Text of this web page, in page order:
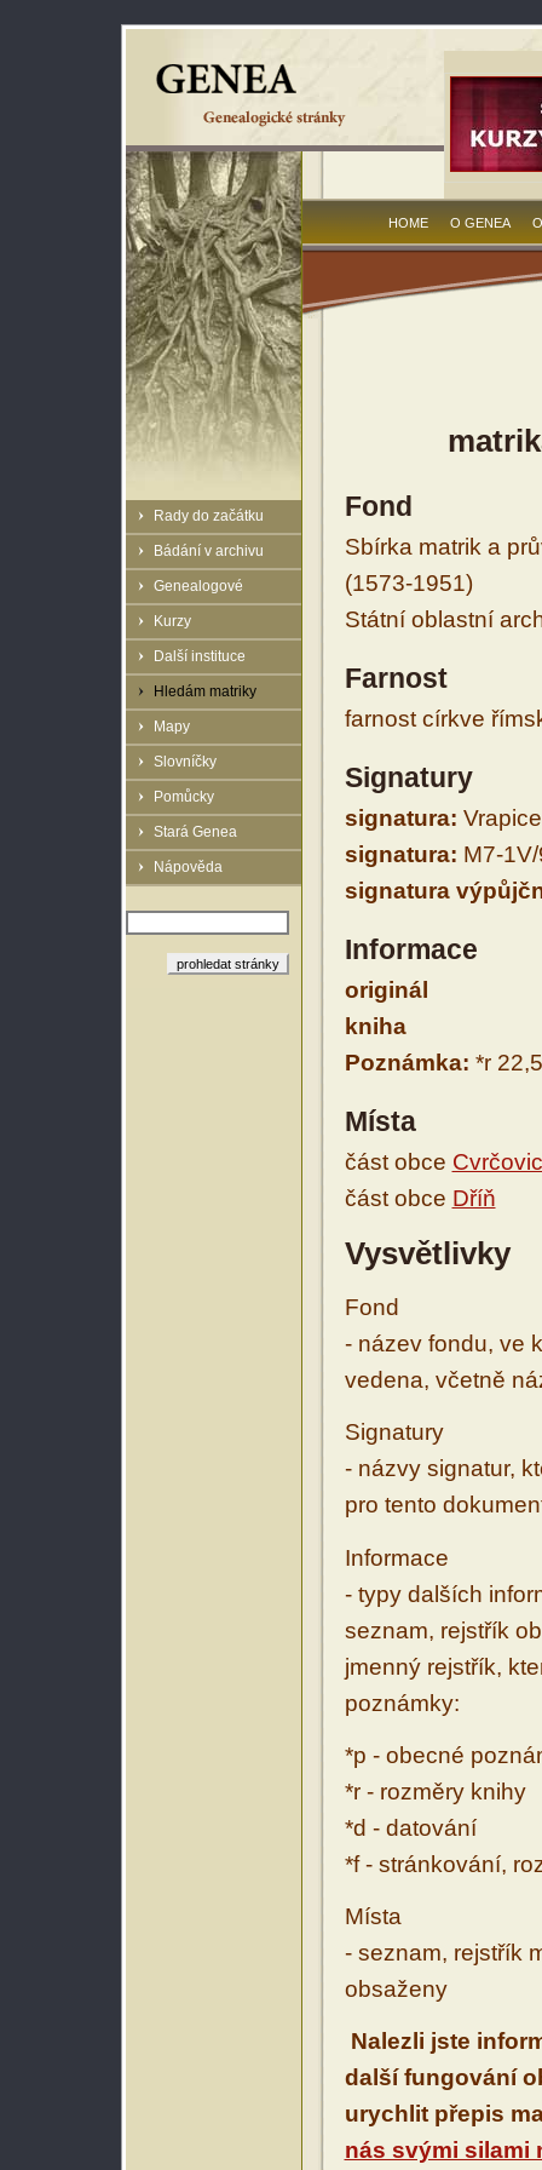
Rady do začátku
Bádání v archivu
Genealogové
Kurzy
Další instituce
Hledám matriky
Mapy
Slovníčky
Pomůcky
Stará Genea
Nápověda
HOME O GENEA
Fond
Sbírka matrik a
(1573-1951)
Státní oblastní
Farnost
farnost církve
Signatury
signatura:
signatura: M7-
signatura
Informace
originál
kniha
Poznámka: *r
Místa
část obce
část obce Dříň
Vysvětlivky
Fond
- název fondu, ve
vedena, včetně
Signatury
- názvy signatur,
pro tento
Informace
- typy dalších
seznam, rejstřík
jmenný rejstřík,
poznámky:
*p - obecné
*r - rozměry knihy
*d - datování
*f - stránkování,
Místa
- seznam, rejstřík
obsaženy
Nalezli jste
další fungování
urychlit přepis
nás svými silami